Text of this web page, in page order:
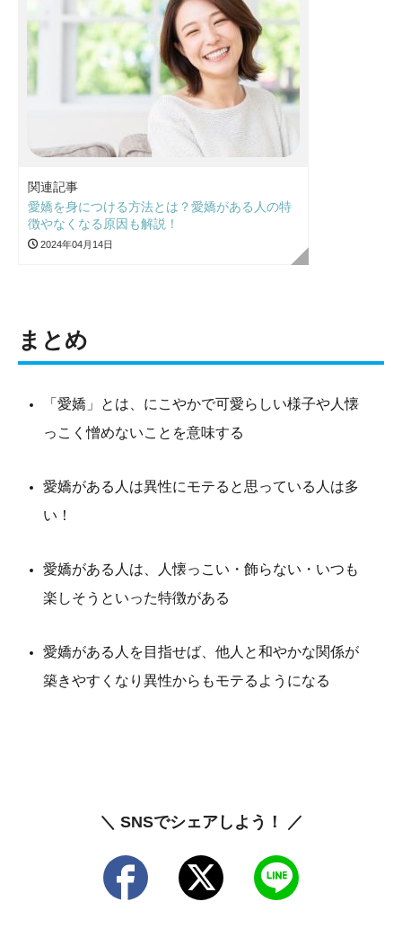
関連記事
愛嬌を身につける方法とは？愛嬌がある人の特
徴やなくなる原因も解説！
2024年04月14日
まとめ
「愛嬌」とは、にこやかで可愛らしい様子や人懐
っこく憎めないことを意味する
愛嬌がある人は異性にモテると思っている人は多
い！
愛嬌がある人は、人懐っこい・飾らない・いつも
楽しそうといった特徴がある
愛嬌がある人を目指せば、他人と和やかな関係が
築きやすくなり異性からもモテるようになる
＼ SNSでシェアしよう！ ／